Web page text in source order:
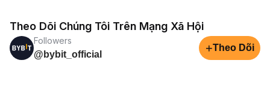
Theo Dõi Chúng Tôi Trên Mạng Xã Hội
Followers
@bybit_official
+Theo Dõi